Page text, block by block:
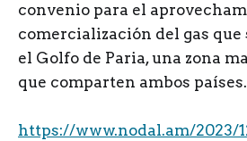
convenio para el
comercialización del gas que
el Golfo de Paria, una zona
que comparten ambos países.
https://www.nodal.am/2023/